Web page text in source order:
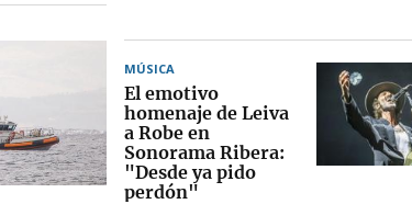
MÚSICA
El emotivo
homenaje de Leiva
a Robe en
Sonorama Ribera:
"Desde ya pido
perdón"